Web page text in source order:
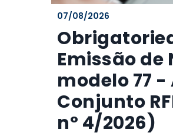
07/08/2026
Emissão de
modelo 77 -
Conjunto
nº 4/2026)